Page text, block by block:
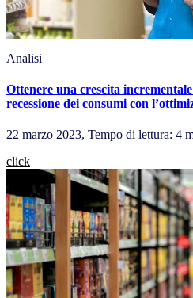
Analisi
Ottenere una crescita
recessione dei consumi con
22 marzo 2023, Tempo di lettura: 4
click